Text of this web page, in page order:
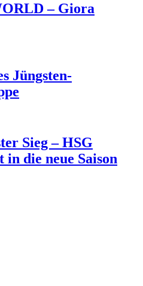
– Giora
Jüngsten-
Sieg – HSG
die neue Saison